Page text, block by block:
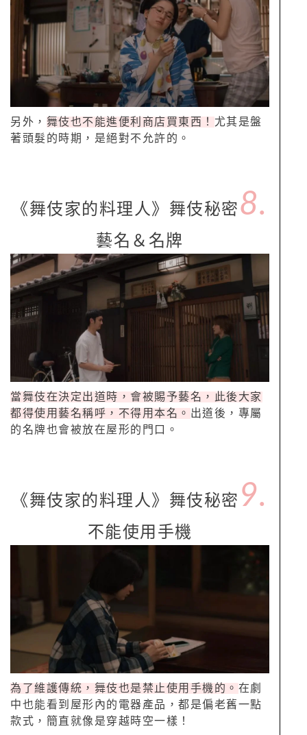
另外， 舞伎也不能進便利商店買東西！ 尤其是盤
著頭髮的時期，是絕對不允許的。
《舞伎家的料理人》舞伎秘密 8.
藝名＆名牌
當舞伎在決定出道時，會被賜予藝名，此後大家
都得使用藝名稱呼，不得用本名。 出道後，專屬
的名牌也會被放在屋形的門口。
《舞伎家的料理人》舞伎秘密 9.
不能使用手機
為了維護傳統，舞伎也是禁止使用手機的。 在劇
中也能看到屋形內的電器產品，都是偏老舊一點
款式，簡直就像是穿越時空一樣！